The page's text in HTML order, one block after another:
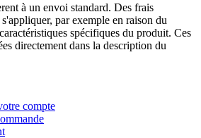
à un envoi standard. Des frais
par exemple en raison du
spécifiques du produit. Ces
directement dans la description du
compte